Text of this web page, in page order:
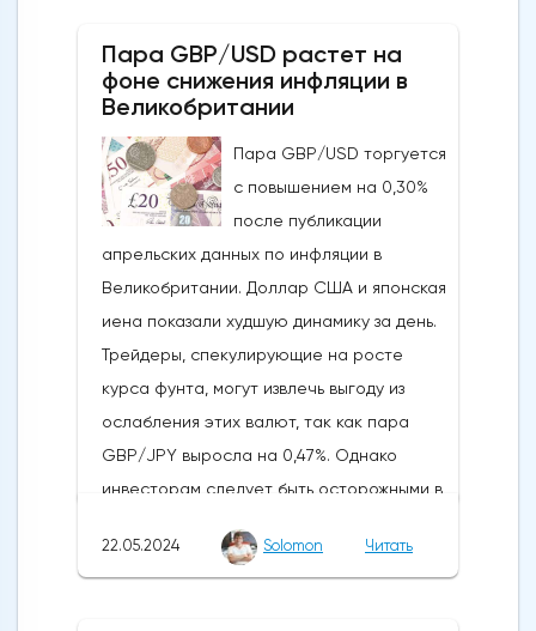
криптовалюты.Курс супер-альткоина не
рос до тех пор, пока за неделю до
21Shares и ARK не утвердили спотовые ETF
на Ethereum. К счастью для Ethereum, в
понедельник, 20 мая, ожидания стали
более оптимистичными, что помогло
криптовалюте вырасти более чем на 20%.
Таким образом, Ethereum преодолел
отметку сопротивления в 3800
долларов.Осцилляторы и цена самого
Эфириума показывают, что произошло
значительное восстановление
динамической стороны монеты. Таким
образом, все эти факторы будут
поддерживать дальнейший рост
Пара GBP/USD растет на
фоне снижения инфляции в
Великобритании
Пара GBP/USD торгуется
с повышением на 0,30%
после публикации
апрельских данных по инфляции в
Великобритании. Доллар США и японская
иена показали худшую динамику за день.
Трейдеры, спекулирующие на росте
курса фунта, могут извлечь выгоду из
ослабления этих валют, так как пара
GBP/JPY выросла на 0,47%. Однако
инвесторам следует быть осторожными в
связи с открытием европейского
22.05.2024 Solomon Читать